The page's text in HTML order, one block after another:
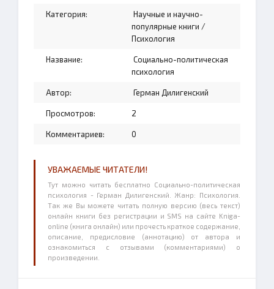
Категория:
Научные и научно-
популярные книги /
Психология
Название:
Социально-политическая
психология
Автор: Герман Дилигенский
Просмотров: 2
Комментариев: 0
УВАЖАЕМЫЕ ЧИТАТЕЛИ!
Тут можно читать бесплатно Социально-политическая
психология - Герман Дилигенский. Жанр: Психология.
Так же Вы можете читать полную версию (весь текст)
онлайн книги без регистрации и SMS на сайте Kniga-
online (книга онлайн) или прочесть краткое содержание,
описание, предисловие (аннотацию) от автора и
ознакомиться с отзывами (комментариями) о
произведении.